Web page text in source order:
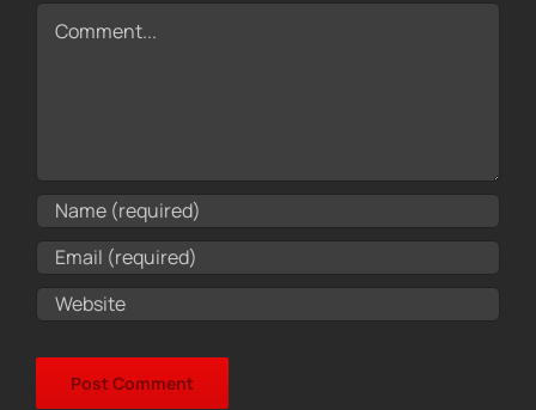
Comment